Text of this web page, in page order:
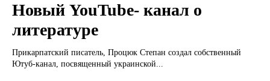
Новый YouTube- канал о
литературе
Прикарпатский писатель, Процюк Степан создал собственный
Ютуб-канал, посвященный украинской...